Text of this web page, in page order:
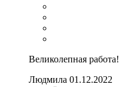
Великолепная работа!
Людмила 01.12.2022